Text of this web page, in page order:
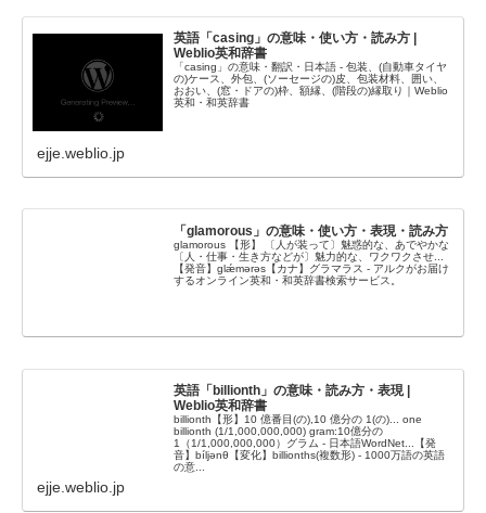
英語「casing」の意味・使い方・読み方 |
Weblio英和辞書
「casing」の意味・翻訳・日本語 - 包装、(自動車タイヤ
の)ケース、外包、(ソーセージの)皮、包装材料、囲い、
おおい、(窓・ドアの)枠、額縁、(階段の)縁取り｜Weblio
英和・和英辞書
ejje.weblio.jp
「glamorous」の意味・使い方・表現・読み方
glamorous 【形】 〔人が装って〕魅惑的な、あでやかな
〔人・仕事・生き方などが〕魅力的な、ワクワクさせ...
【発音】glǽmərəs【カナ】グラマラス - アルクがお届け
するオンライン英和・和英辞書検索サービス。
英語「billionth」の意味・読み方・表現 |
Weblio英和辞書
billionth【形】10 億番目(の),10 億分の 1(の)... one
billionth (1/1,000,000,000) gram:10億分の
1（1/1,000,000,000）グラム - 日本語WordNet...【発
音】bíljənθ【変化】billionths(複数形) - 1000万語の英語
の意...
ejje.weblio.jp